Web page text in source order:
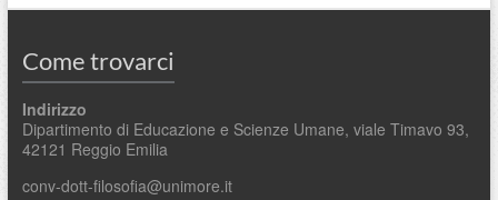
Come trovarci
Indirizzo
Dipartimento di Educazione e Scienze Umane, viale Timavo 93,
42121 Reggio Emilia
conv-dott-filosofia@unimore.it